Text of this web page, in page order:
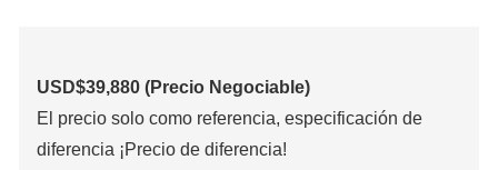
USD$39,880 (Precio Negociable)
El precio solo como referencia, especificación de
diferencia ¡Precio de diferencia!